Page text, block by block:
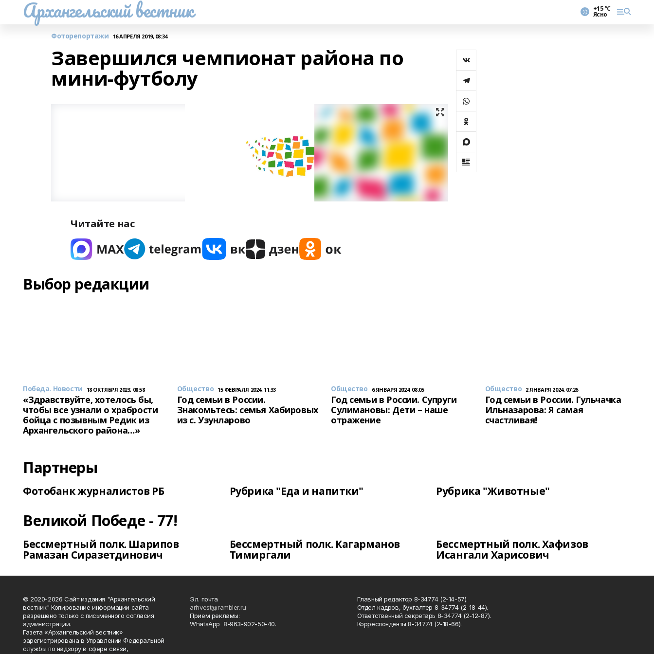
Архангельский вестник +15 °С
Ясно
Фоторепортажи 16 АПРЕЛЯ 2019, 08:34
Завершился чемпионат района по
мини-футболу
Читайте нас
Выбор редакции
Победа. Новости 18 ОКТЯБРЯ 2023, 08:58
«Здравствуйте, хотелось бы,
чтобы все узнали о храбрости
бойца с позывным Редик из
Архангельского района…»
Общество 15 ФЕВРАЛЯ 2024, 11:33
Год семьи в России.
Знакомьтесь: семья Хабировых
из с. Узунларово
Общество 6 ЯНВАРЯ 2024, 08:05
Год семьи в России. Супруги
Сулимановы: Дети – наше
отражение
Общество 2 ЯНВАРЯ 2024, 07:26
Год семьи в России. Гульчачка
Ильназарова: Я самая
счастливая!
Партнеры
Фотобанк журналистов РБ Рубрика "Еда и напитки" Рубрика "Животные"
Великой Победе - 77!
Бессмертный полк. Шарипов
Рамазан Сиразетдинович
Бессмертный полк. Кагарманов
Тимиргали
Бессмертный полк. Хафизов
Исангали Харисович
© 2020-2026 Сайт издания "Архангельский
вестник" Копирование информации сайта
разрешено только с письменного согласия
администрации.
Газета «Архангельский вестник»
зарегистрирована в Управлении Федеральной
службы по надзору в сфере связи,
Эл. почта
arhvest@rambler.ru
Прием рекламы:
WhatsApp 8-963-902-50-40.
Главный редактор 8-34774 (2-14-57).
Отдел кадров, бухгалтер 8-34774 (2-18-44).
Ответственный секретарь 8-34774 (2-12-87).
Корреспонденты 8-34774 (2-18-66).